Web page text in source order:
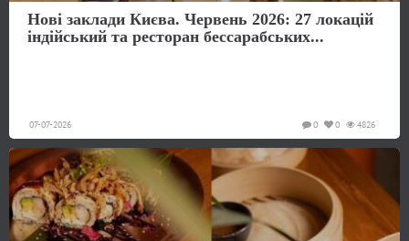
Нові заклади Києва. Червень 2026: 27 локацій
індійський та ресторан бессарабських...
07-07-2026 4826
0
0